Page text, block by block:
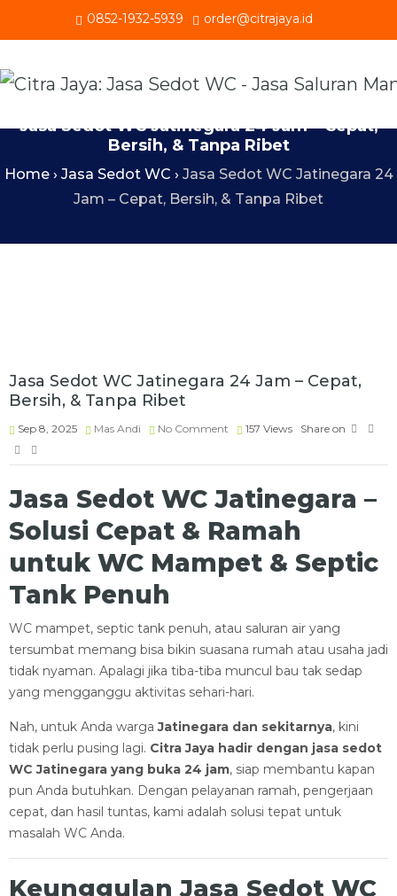
0852-1932-5939 order@citrajaya.id
Jasa Sedot WC Jatinegara 24 Jam – Cepat,
Bersih, & Tanpa Ribet
Home› Jasa Sedot WC › Jasa Sedot WC Jatinegara 24
Jam – Cepat, Bersih, & Tanpa Ribet
Jasa Sedot WC Jatinegara 24 Jam – Cepat,
Bersih, & Tanpa Ribet
Sep 8, 2025 Mas Andi No Comment 157 Views Share on
Jasa Sedot WC Jatinegara –
Solusi Cepat & Ramah
untuk WC Mampet & Septic
Tank Penuh
WC mampet, septic tank penuh, atau saluran air yang
tersumbat memang bisa bikin suasana rumah atau usaha jadi
tidak nyaman. Apalagi jika tiba-tiba muncul bau tak sedap
yang mengganggu aktivitas sehari-hari.
Nah, untuk Anda wargaJatinegara dan sekitarnya, kini
tidak perlu pusing lagi. Citra Jaya hadir dengan jasa sedot
WC Jatinegara yang buka 24 jam, siap membantu kapan
pun Anda butuhkan. Dengan pelayanan ramah, pengerjaan
cepat, dan hasil tuntas, kami adalah solusi tepat untuk
masalah WC Anda.
Keunggulan Jasa Sedot WC